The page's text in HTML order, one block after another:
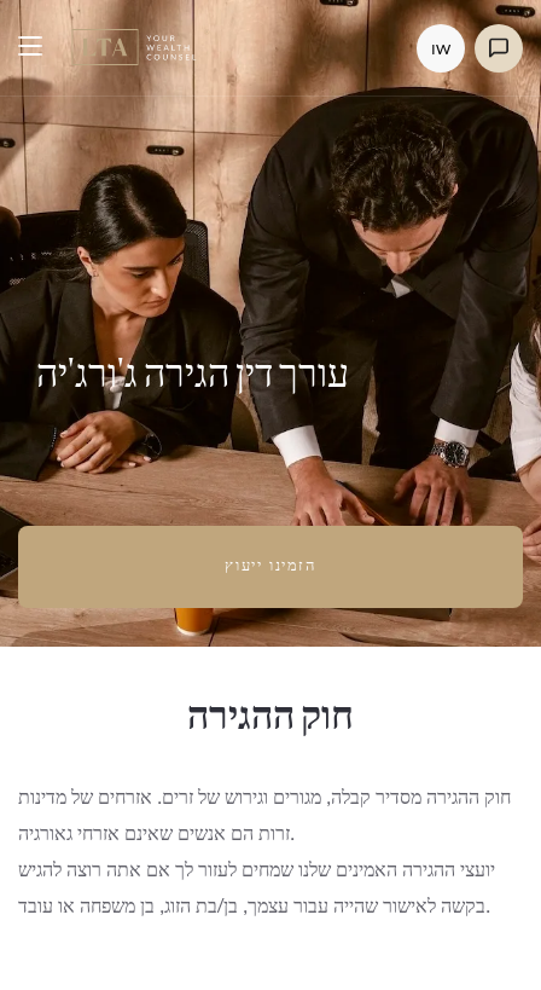
IW
עורך דין הגירה ג'ורג'יה
הזמינו ייעוץ
חוק ההגירה
חוק ההגירה מסדיר קבלה, מגורים וגירוש של זרים. אזרחים של מדינות
זרות הם אנשים שאינם אזרחי גאורגיה.
יועצי ההגירה האמינים שלנו שמחים לעזור לך אם אתה רוצה להגיש
בקשה לאישור שהייה עבור עצמך, בן/בת הזוג, בן משפחה או עובד.